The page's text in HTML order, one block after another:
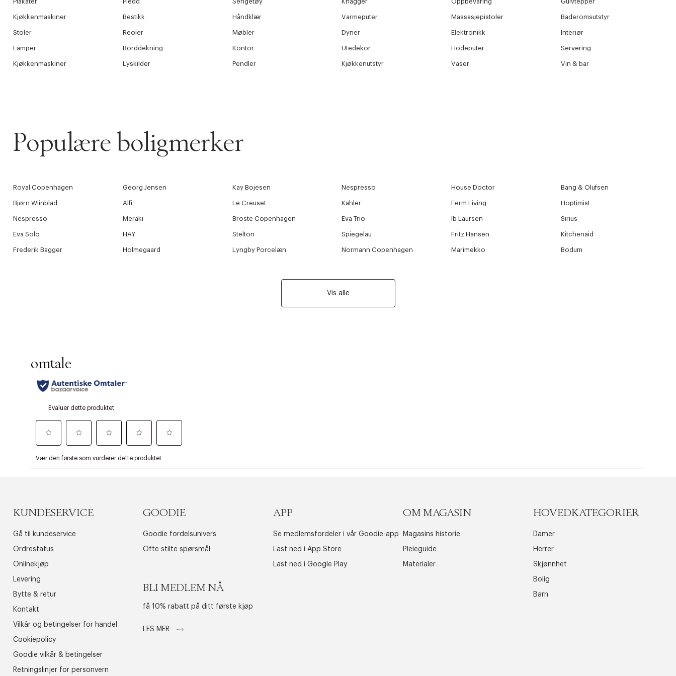
Kjøkkenmaskiner Bestikk Håndklær Varmeputer Massasjepistoler Baderomsutstyr
Stoler Reoler Møbler Dyner Elektronikk Interiør
Lamper Borddekning Kontor Utedekor Hodeputer Servering
Kjøkkenmaskiner Lyskilder Pendler Kjøkkenutstyr Vaser Vin & bar
Populære boligmerker
Royal Copenhagen Georg Jensen Kay Bojesen Nespresso House Doctor Bang & Olufsen
Bjørn Wiinblad Alfi Le Creuset Kähler Ferm Living Hoptimist
Nespresso Meraki Broste Copenhagen Eva Trio Ib Laursen Sirius
Eva Solo HAY Stelton Spiegelau Fritz Hansen Kitchenaid
Frederik Bagger Holmegaard Lyngby Porcelæn Normann Copenhagen Marimekko Bodum
Vis alle
KUNDESERVICE
Gå til kundeservice
Ordrestatus
Onlinekjøp
Levering
Bytte & retur
Kontakt
Vilkår og betingelser for handel
Cookiepolicy
Goodie vilkår & betingelser
Retningslinjer for personvern
GOODIE
Goodie fordelsunivers
Ofte stilte spørsmål
BLI MEDLEM NÅ
få 10% rabatt på ditt første kjøp
LES MER
APP
Se medlemsfordeler i vår Goodie-app
Last ned i App Store
Last ned i Google Play
OM MAGASIN
Magasins historie
Pleieguide
Materialer
HOVEDKATEGORIER
Damer
Herrer
Skjønnhet
Bolig
Barn